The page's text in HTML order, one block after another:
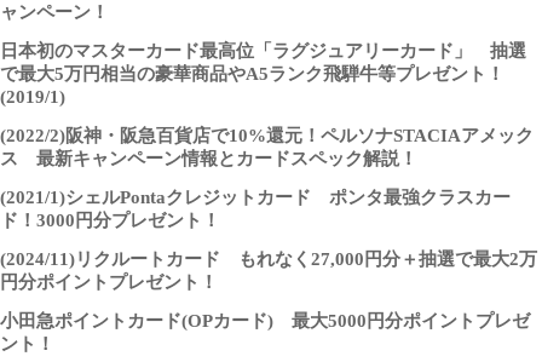
ャンペーン！
日本初のマスターカード最高位「ラグジュアリーカード」 抽選
で最大5万円相当の豪華商品やA5ランク飛騨牛等プレゼント！
(2019/1)
(2022/2)阪神・阪急百貨店で10%還元！ペルソナSTACIAアメック
ス 最新キャンペーン情報とカードスペック解説！
(2021/1)シェルPontaクレジットカード ポンタ最強クラスカー
ド！3000円分プレゼント！
(2024/11)リクルートカード もれなく27,000円分＋抽選で最大2万
円分ポイントプレゼント！
小田急ポイントカード(OPカード) 最大5000円分ポイントプレゼ
ント！